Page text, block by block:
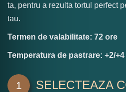
ta, pentru a rezulta tortul perfect
tau.
Termen de valabilitate: 72 ore
Temperatura de pastrare: +2/
1 SELECTEAZA